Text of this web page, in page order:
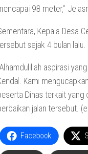
98 meter,”
Kepala Desa
sejak 4 bulan lalu.
aspirasi
Kami
Dinas terkait yang
jalan tersebut.
Facebook